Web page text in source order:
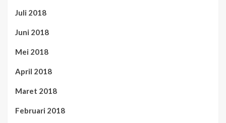
Juli 2018
Juni 2018
Mei 2018
April 2018
Maret 2018
Februari 2018